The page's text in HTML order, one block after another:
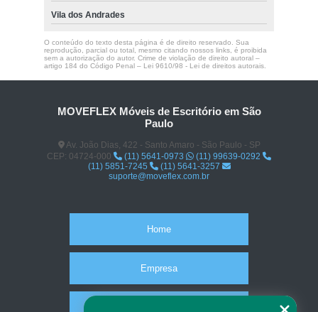
Vila dos Andrades
O conteúdo do texto desta página é de direito reservado. Sua
reprodução, parcial ou total, mesmo citando nossos links, é proibida
sem a autorização do autor. Crime de violação de direito autoral –
artigo 184 do Código Penal – Lei 9610/98 - Lei de direitos autorais.
MOVEFLEX Móveis de Escritório em São
Paulo
Av. João Dias, 422 - Santo Amaro - São Paulo - SP
CEP: 04724-000
(11) 5641-0973
(11) 99639-0292
(11) 5851-7245
(11) 5641-3257
suporte@moveflex.com.br
Home
Empresa